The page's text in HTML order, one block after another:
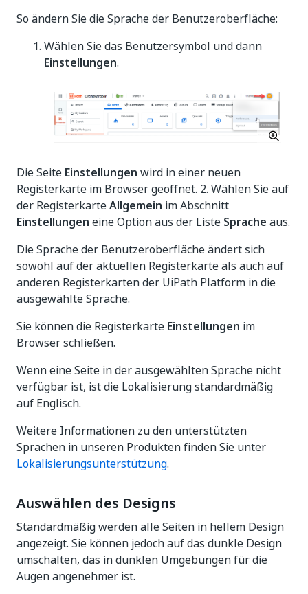
So ändern Sie die Sprache der Benutzeroberfläche:
Wählen Sie das Benutzersymbol und dann
Einstellungen.
Die Seite Einstellungen wird in einer neuen
Registerkarte im Browser geöffnet. 2. Wählen Sie auf
der RegisterkarteAllgemein im Abschnitt
Einstellungen eine Option aus der Liste Sprache aus.
Die Sprache der Benutzeroberfläche ändert sich
sowohl auf der aktuellen Registerkarte als auch auf
anderen Registerkarten der UiPath Platform in die
ausgewählte Sprache.
Sie können die Registerkarte Einstellungen im
Browser schließen.
Wenn eine Seite in der ausgewählten Sprache nicht
verfügbar ist, ist die Lokalisierung standardmäßig
auf Englisch.
Weitere Informationen zu den unterstützten
Sprachen in unseren Produkten finden Sie unter
Lokalisierungsunterstützung.
Auswählen des Designs
Standardmäßig werden alle Seiten in hellem Design
angezeigt. Sie können jedoch auf das dunkle Design
umschalten, das in dunklen Umgebungen für die
Augen angenehmer ist.